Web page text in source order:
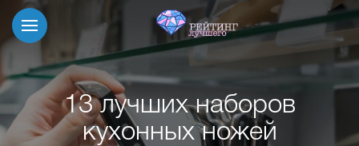
13 лучших наборов
кухонных ножей